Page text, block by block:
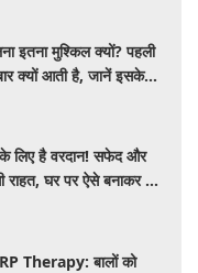
इतना मुश्किल क्यों? पहली
क्यों आती है, जानें इसके
के लिए है वरदान! सफेद और
राहत, घर पर ऐसे बनाकर करें
Therapy: बालों को